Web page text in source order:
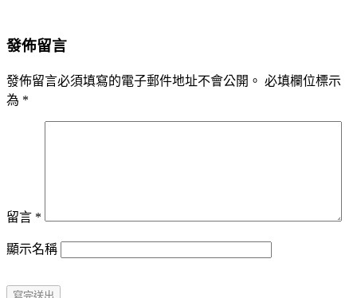
發佈留言
發佈留言必須填寫的電子郵件地址不會公開。 必填欄位標示
為 *
留言 *
顯示名稱